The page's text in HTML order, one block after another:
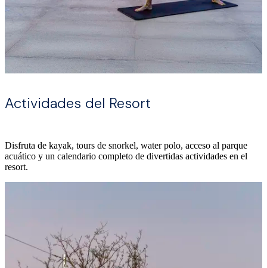
Actividades del Resort
Disfruta de kayak, tours de snorkel, water polo, acceso al parque
acuático y un calendario completo de divertidas actividades en el
resort.